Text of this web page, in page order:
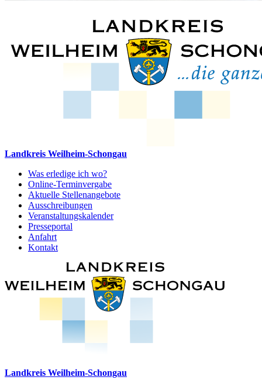
Landkreis Weilheim-Schongau
Was erledige ich wo?
Online-Terminvergabe
Aktuelle Stellenangebote
Ausschreibungen
Veranstaltungskalender
Presseportal
Anfahrt
Kontakt
Landkreis Weilheim-Schongau